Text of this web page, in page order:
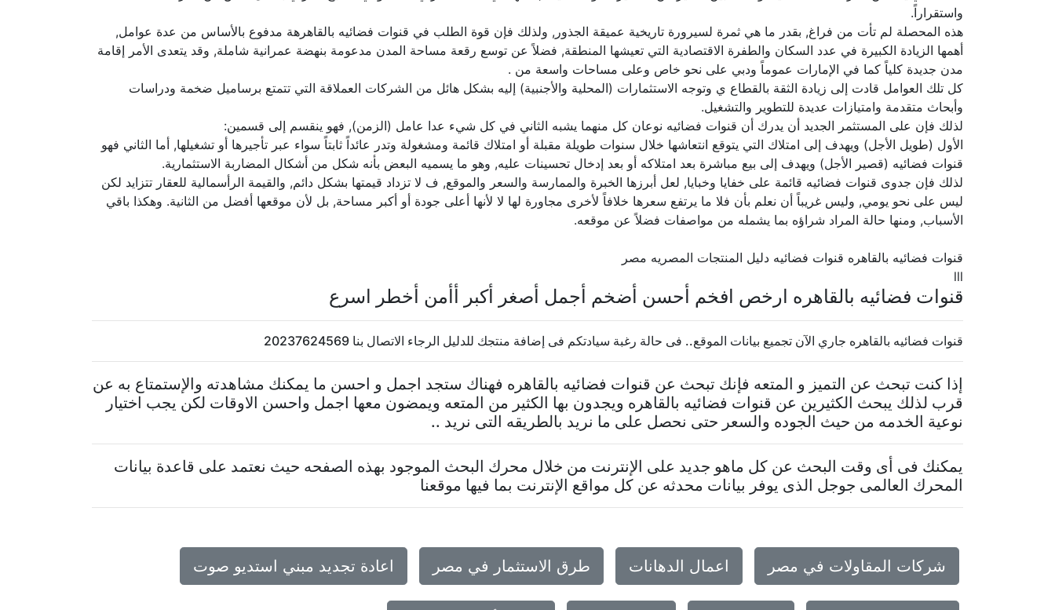
واستقراراً.
هذه المحصلة لم تأت من فراغ, بقدر ما هي ثمرة لسيرورة تاريخية عميقة الجذور, ولذلك فإن قوة الطلب في قنوات فضائيه بالقاهرهة مدفوع بالأساس من عدة عوامل,
أهمها الزيادة الكبيرة في عدد السكان والطفرة الاقتصادية التي تعيشها المنطقة, فضلاً عن توسع رقعة مساحة المدن مدعومة بنهضة عمرانية شاملة, وقد يتعدى الأمر إقامة
مدن جديدة كلياً كما في الإمارات عموماً ودبي على نحو خاص وعلى مساحات واسعة من .
كل تلك العوامل قادت إلى زيادة الثقة بالقطاع ي وتوجه الاستثمارات (المحلية والأجنبية) إليه بشكل هائل من الشركات العملاقة التي تتمتع برساميل ضخمة ودراسات
وأبحاث متقدمة وامتيازات عديدة للتطوير والتشغيل.
لذلك فإن على المستثمر الجديد أن يدرك أن قنوات فضائيه نوعان كل منهما يشبه الثاني في كل شيء عدا عامل (الزمن), فهو ينقسم إلى قسمين:
الأول (طويل الأجل) ويهدف إلى امتلاك التي يتوقع انتعاشها خلال سنوات طويلة مقبلة أو امتلاك قائمة ومشغولة وتدر عائداً ثابتاً سواء عبر تأجيرها أو تشغيلها, أما الثاني فهو
قنوات فضائيه (قصير الأجل) ويهدف إلى بيع مباشرة بعد امتلاكه أو بعد إدخال تحسينات عليه, وهو ما يسميه البعض بأنه شكل من أشكال المضاربة الاستثمارية.
لذلك فإن جدوى قنوات فضائيه قائمة على خفايا وخبايا, لعل أبرزها الخبرة والممارسة والسعر والموقع, ف لا تزداد قيمتها بشكل دائم, والقيمة الرأسمالية للعقار تتزايد لكن
ليس على نحو يومي, وليس غريباً أن نعلم بأن فلا ما يرتفع سعرها خلافاً لأخرى مجاورة لها لا لأنها أعلى جودة أو أكبر مساحة, بل لأن موقعها أفضل من الثانية. وهكذا باقي
الأسباب, ومنها حالة المراد شراؤه بما يشمله من مواصفات فضلاً عن موقعه.
قنوات فضائيه بالقاهره قنوات فضائيه دليل المنتجات المصريه مصر
lll
قنوات فضائيه بالقاهره ارخص افخم أحسن أضخم أجمل أصغر أكبر أأمن أخطر اسرع
قنوات فضائيه بالقاهره جاري الآن تجميع بيانات الموقع.. فى حالة رغبة سيادتكم فى إضافة منتجك للدليل الرجاء الاتصال بنا 20237624569
إذا كنت تبحث عن التميز و المتعه فإنك تبحث عن قنوات فضائيه بالقاهره فهناك ستجد اجمل و احسن ما يمكنك مشاهدته والإستمتاع به عن
قرب لذلك يبحث الكثيرين عن قنوات فضائيه بالقاهره ويجدون بها الكثير من المتعه ويمضون معها اجمل واحسن الاوقات لكن يجب اختيار
نوعية الخدمه من حيث الجوده والسعر حتى نحصل على ما نريد بالطريقه التى نريد ..
يمكنك فى أى وقت البحث عن كل ماهو جديد على الإنترنت من خلال محرك البحث الموجود بهذه الصفحه حيث نعتمد على قاعدة بيانات
المحرك العالمى جوجل الذى يوفر بيانات محدثه عن كل مواقع الإنترنت بما فيها موقعنا
شركات المقاولات في مصر اعمال الدهانات طرق الاستثمار في مصر اعادة تجديد مبني استديو صوت